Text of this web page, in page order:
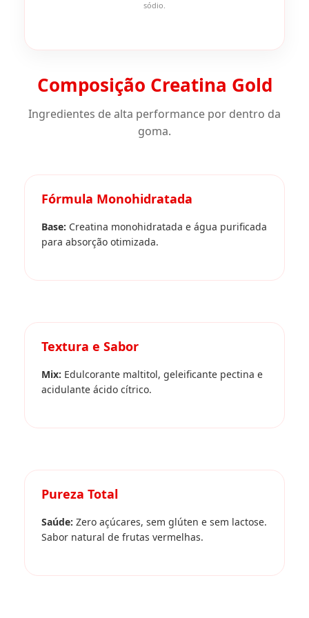
sódio.
Composição Creatina Gold
Ingredientes de alta performance por dentro da
goma.
Fórmula Monohidratada
Base: Creatina monohidratada e água purificada
para absorção otimizada.
Textura e Sabor
Mix: Edulcorante maltitol, geleificante pectina e
acidulante ácido cítrico.
Pureza Total
Saúde: Zero açúcares, sem glúten e sem lactose.
Sabor natural de frutas vermelhas.